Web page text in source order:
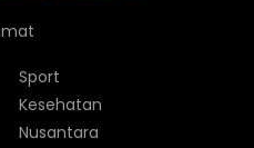
Sport
Kesehatan
Nusantara